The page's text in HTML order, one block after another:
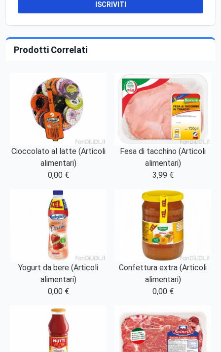
ISCRIVITI
Prodotti Correlati
Cioccolato al latte (Articoli
alimentari)
0,00 €
Fesa di tacchino (Articoli
alimentari)
3,99 €
Yogurt da bere (Articoli
alimentari)
0,00 €
Confettura extra (Articoli
alimentari)
0,00 €